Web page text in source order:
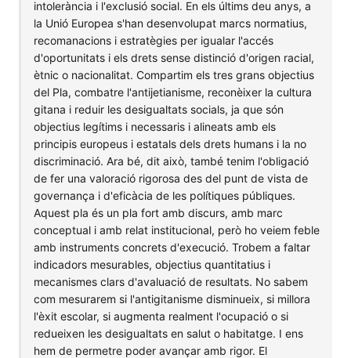
intolerància i l'exclusió social. En els últims deu anys, a
la Unió Europea s'han desenvolupat marcs normatius,
recomanacions i estratègies per igualar l'accés
d'oportunitats i els drets sense distinció d'origen racial,
ètnic o nacionalitat. Compartim els tres grans objectius
del Pla, combatre l'antijetianisme, reconèixer la cultura
gitana i reduir les desigualtats socials, ja que són
objectius legítims i necessaris i alineats amb els
principis europeus i estatals dels drets humans i la no
discriminació. Ara bé, dit això, també tenim l'obligació
de fer una valoració rigorosa des del punt de vista de
governança i d'eficàcia de les polítiques públiques.
Aquest pla és un pla fort amb discurs, amb marc
conceptual i amb relat institucional, però ho veiem feble
amb instruments concrets d'execució. Trobem a faltar
indicadors mesurables, objectius quantitatius i
mecanismes clars d'avaluació de resultats. No sabem
com mesurarem si l'antigitanisme disminueix, si millora
l'èxit escolar, si augmenta realment l'ocupació o si
redueixen les desigualtats en salut o habitatge. I ens
hem de permetre poder avançar amb rigor. El